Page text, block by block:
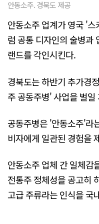
안동소주. 경북도 제공
안동소주 업계가 영국 '
럼 공통 디자인의 술병과
랜드를 각인시킨다.
경북도는 하반기 추가경
주 공동주병' 사업을 벌
공동주병은 '안동소주'라
비자에게 일관된 경험을
안동소주 업체 간 일체감
전통주 정체성을 공고히
고급 주류라는 인식을 국